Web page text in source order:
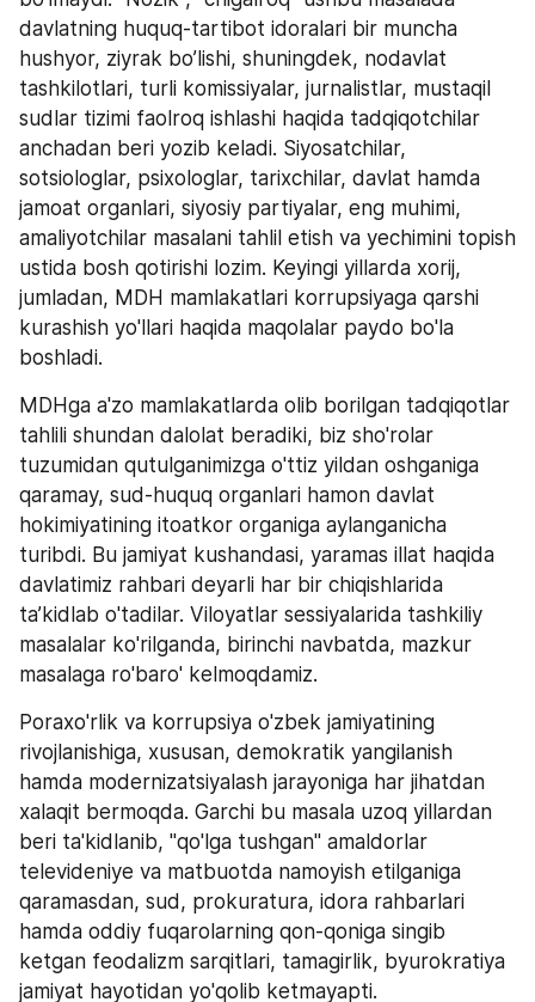
davlatning huquq-tartibot idoralari bir muncha
hushyor, ziyrak bo’lishi, shuningdek, nodavlat
tashkilotlari, turli komissiyalar, jurnalistlar, mustaqil
sudlar tizimi faolroq ishlashi haqida tadqiqotchilar
anchadan beri yozib keladi. Siyosatchilar,
sotsiologlar, psixologlar, tarixchilar, davlat hamda
jamoat organlari, siyosiy partiyalar, eng muhimi,
amaliyotchilar masalani tahlil etish va yechimini topish
ustida bosh qotirishi lozim. Keyingi yillarda xorij,
jumladan, MDH mamlakatlari korrupsiyaga qarshi
kurashish yo'llari haqida maqolalar paydo bo'la
boshladi.
MDHga a'zo mamlakatlarda olib borilgan tadqiqotlar
tahlili shundan dalolat beradiki, biz sho'rolar
tuzumidan qutulganimizga o'ttiz yildan oshganiga
qaramay, sud-huquq organlari hamon davlat
hokimiyatining itoatkor organiga aylanganicha
turibdi. Bu jamiyat kushandasi, yaramas illat haqida
davlatimiz rahbari deyarli har bir chiqishlarida
ta’kidlab o'tadilar. Viloyatlar sessiyalarida tashkiliy
masalalar ko'rilganda, birinchi navbatda, mazkur
masalaga ro'baro' kelmoqdamiz.
Poraxo'rlik va korrupsiya o'zbek jamiyatining
rivojlanishiga, xususan, demokratik yangilanish
hamda modernizatsiyalash jarayoniga har jihatdan
xalaqit bermoqda. Garchi bu masala uzoq yillardan
beri ta'kidlanib, "qo'lga tushgan" amaldorlar
televideniye va matbuotda namoyish etilganiga
qaramasdan, sud, prokuratura, idora rahbarlari
hamda oddiy fuqarolarning qon-qoniga singib
ketgan feodalizm sarqitlari, tamagirlik, byurokratiya
jamiyat hayotidan yo'qolib ketmayapti.